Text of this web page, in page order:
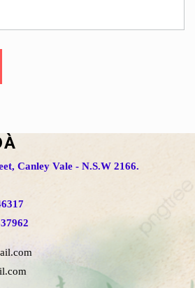
Canley Vale - N.S.W 2166.